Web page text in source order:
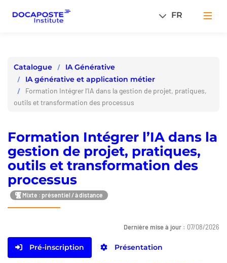
FR
Catalogue
IA Générative
IA générative et application métier
Formation Intégrer l’IA dans la gestion de projet, pratiques,
outils et transformation des processus
Formation Intégrer l’IA dans la
gestion de projet, pratiques,
outils et transformation des
processus
Mixte : présentiel / à distance
Dernière mise à jour : 07/08/2026
Pré-inscription Présentation